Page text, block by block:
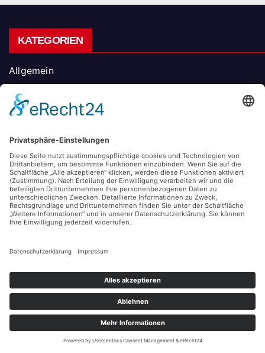
KATEGORIEN
Allgemein
Freizeit & Events
Tipps & Tricks
Travel
Wartezeiten adé: So läuft radiologische Diagnostik
jetzt ohne Verzögerung ab
Mit dem Bus durch verzauberte Täler – Entdecke
Kappadokiens verborgene Wunder abseits der
Touristenpfade